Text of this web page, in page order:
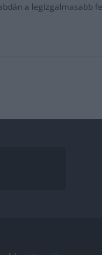
a legizgalmasabb